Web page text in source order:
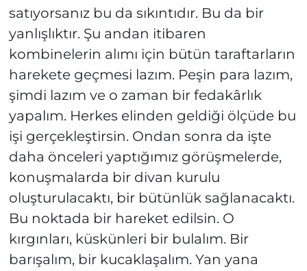
satıyorsanız bu da sıkıntıdır. Bu da bir
yanlışlıktır. Şu andan itibaren
kombinelerin alımı için bütün taraftarların
harekete geçmesi lazım. Peşin para lazım,
şimdi lazım ve o zaman bir fedakârlık
yapalım. Herkes elinden geldiği ölçüde bu
işi gerçekleştirsin. Ondan sonra da işte
daha önceleri yaptığımız görüşmelerde,
konuşmalarda bir divan kurulu
oluşturulacaktı, bir bütünlük sağlanacaktı.
Bu noktada bir hareket edilsin. O
kırgınları, küskünleri bir bulalım. Bir
barışalım, bir kucaklaşalım. Yan yana